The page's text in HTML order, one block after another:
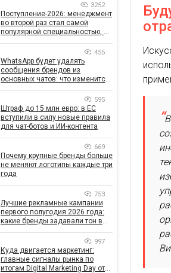
3252
Поступление-2026: менеджмент
во второй раз стал самой
популярной специальностью, а
рекордным за последние 5 лет
455
WhatsApp будет удалять
сообщения брендов из
основных чатов: что изменится
595
Штраф до 15 млн евро: в ЕС
вступили в силу новые правила
для чат-ботов и ИИ-контента
669
Почему крупные бренды больше
не меняют логотипы каждые три
года
753
Лучшие рекламные кампании
первого полугодия 2026 года:
какие бренды задавали тон в
997
Куда двигается маркетинг:
главные сигналы рынка по
итогам Digital Marketing Day от